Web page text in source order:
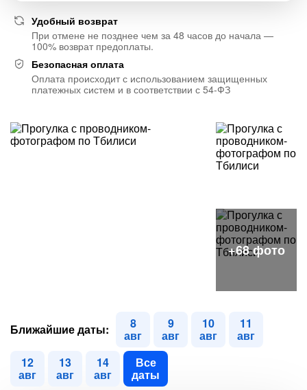
Удобный возврат
При отмене не позднее чем за 48 часов до начала —
100% возврат предоплаты.
Безопасная оплата
Оплата происходит с использованием защищенных
платежных систем и в соответствии с 54-ФЗ
Ближайшие даты: 8
авг
9
авг
10
авг
11
авг
12
авг
13
авг
14
авг
Все
даты